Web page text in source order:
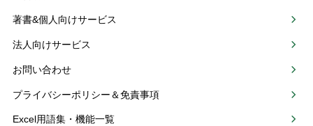
著書&個人向けサービス
法人向けサービス
お問い合わせ
プライバシーポリシー＆免責事項
Excel用語集・機能一覧